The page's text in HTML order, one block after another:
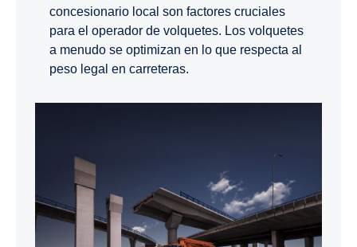
concesionario local son factores cruciales
para el operador de volquetes. Los volquetes
a menudo se optimizan en lo que respecta al
peso legal en carreteras.